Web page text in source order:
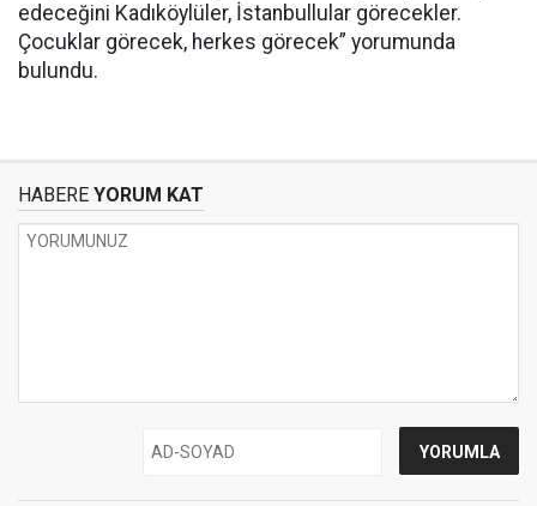
edeceğini Kadıköylüler, İstanbullular görecekler.
Çocuklar görecek, herkes görecek” yorumunda
bulundu.
HABERE YORUM KAT